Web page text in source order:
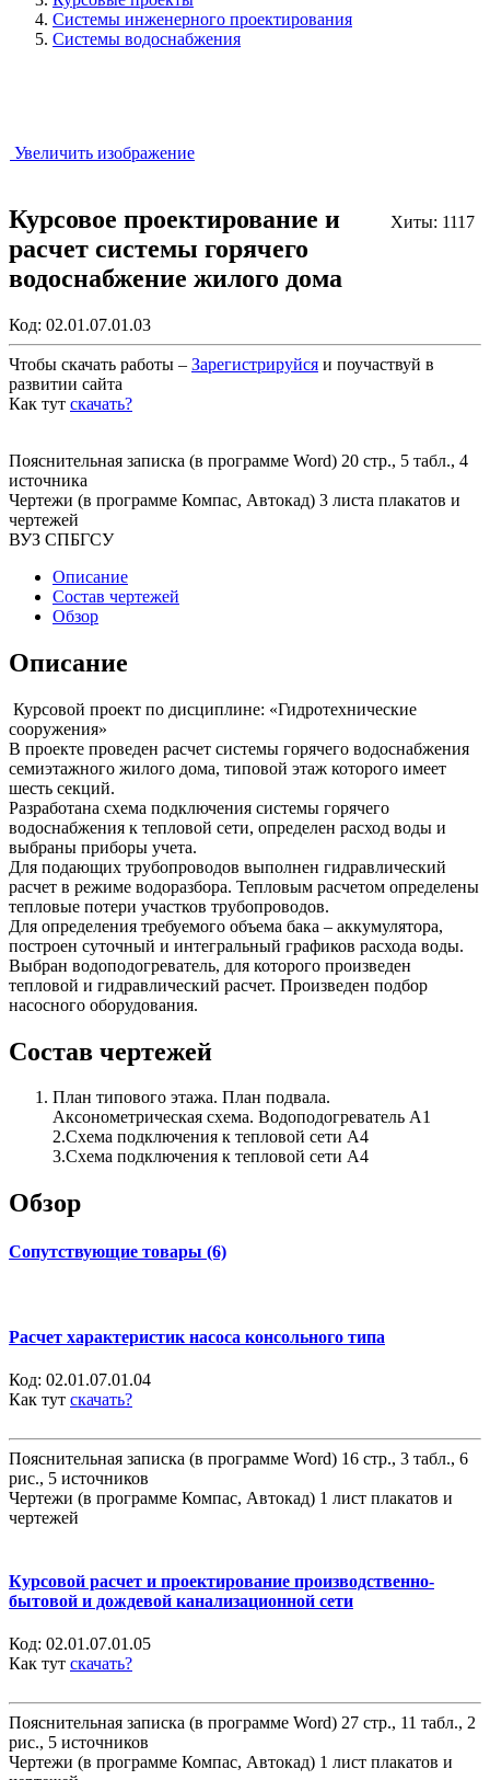
Системы инженерного проектирования
Системы водоснабжения
Увеличить изображение
Хиты: 1117
Курсовое проектирование и
расчет системы горячего
водоснабжение жилого дома
Код: 02.01.07.01.03
Чтобы скачать работы – Зарегистрируйся и поучаствуй в
развитии сайта
Как тут скачать?
Пояснительная записка (в программе Word) 20 стр., 5 табл., 4
источника
Чертежи (в программе Компас, Автокад) 3 листа плакатов и
чертежей
ВУЗ СПБГСУ
Описание
Состав чертежей
Обзор
Описание
Курсовой проект по дисциплине: «Гидротехнические
сооружения»
В проекте проведен расчет системы горячего водоснабжения
семиэтажного жилого дома, типовой этаж которого имеет
шесть секций.
Разработана схема подключения системы горячего
водоснабжения к тепловой сети, определен расход воды и
выбраны приборы учета.
Для подающих трубопроводов выполнен гидравлический
расчет в режиме водоразбора. Тепловым расчетом определены
тепловые потери участков трубопроводов.
Для определения требуемого объема бака – аккумулятора,
построен суточный и интегральный графиков расхода воды.
Выбран водоподогреватель, для которого произведен
тепловой и гидравлический расчет. Произведен подбор
насосного оборудования.
Состав чертежей
План типового этажа. План подвала.
Аксонометрическая схема. Водоподогреватель А1
2.Схема подключения к тепловой сети А4
3.Схема подключения к тепловой сети А4
Обзор
Сопутствующие товары (6)
Расчет характеристик насоса консольного типа
Код: 02.01.07.01.04
Как тут скачать?
Пояснительная записка (в программе Word) 16 стр., 3 табл., 6
рис., 5 источников
Чертежи (в программе Компас, Автокад) 1 лист плакатов и
чертежей
Курсовой расчет и проектирование производственно-
бытовой и дождевой канализационной сети
Код: 02.01.07.01.05
Как тут скачать?
Пояснительная записка (в программе Word) 27 стр., 11 табл., 2
рис., 5 источников
Чертежи (в программе Компас, Автокад) 1 лист плакатов и